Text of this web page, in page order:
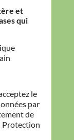
et
qui
le
par
de
Protection